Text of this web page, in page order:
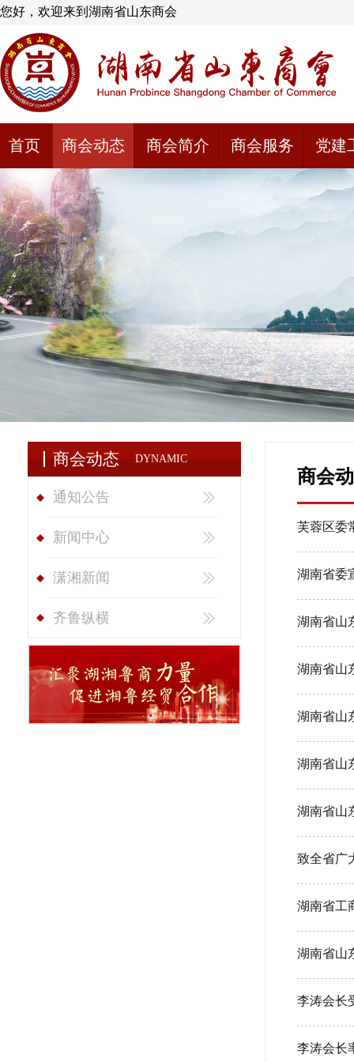
您好，欢迎来到湖南省山东商会
首页 商会动态 商会简介 商会服务 党建
商会动态 DYNAMIC
通知公告
新闻中心
潇湘新闻
齐鲁纵横
商会
芙蓉区委
湖南省委
湖南省山
湖南省山
湖南省山
湖南省山
致全省广
湖南省工
湖南省山
李涛会长